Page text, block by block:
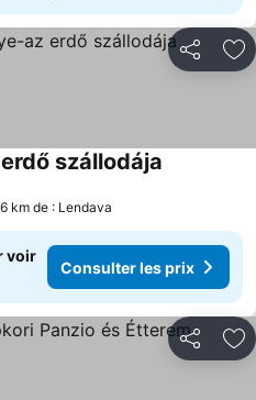
Partager
szállodája
km de : Lendava
voir
Consulter les prix
Partager